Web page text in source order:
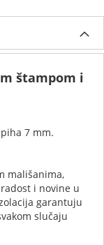
štampom i
7 mm.
mališanima,
i novine u
garantuju
slučaju